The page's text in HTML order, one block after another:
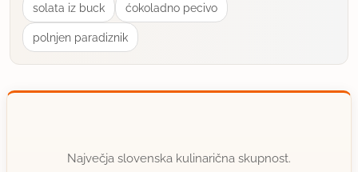
solata iz buck ćokoladno pecivo
polnjen paradiznik
Največja slovenska kulinarična skupnost.